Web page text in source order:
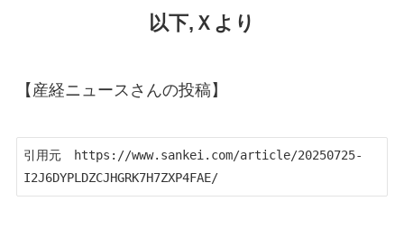
以下,Ｘより
【産経ニュースさんの投稿】
引用元　https://www.sankei.com/article/20250725-
I2J6DYPLDZCJHGRK7H7ZXP4FAE/